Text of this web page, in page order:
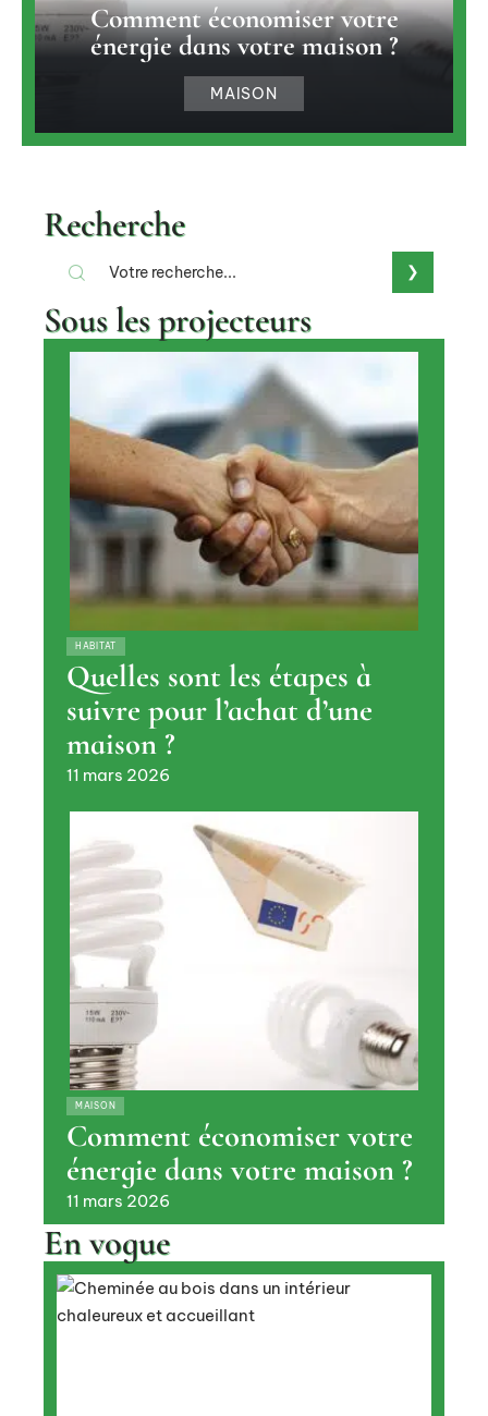
Comment économiser votre
énergie dans votre maison ?
MAISON
Recherche
Sous les projecteurs
HABITAT
Quelles sont les étapes à
suivre pour l’achat d’une
maison ?
11 mars 2026
MAISON
Comment économiser votre
énergie dans votre maison ?
11 mars 2026
En vogue